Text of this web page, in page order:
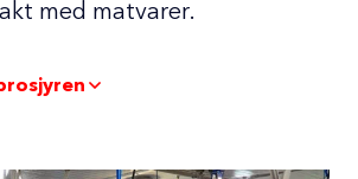
med matvarer.